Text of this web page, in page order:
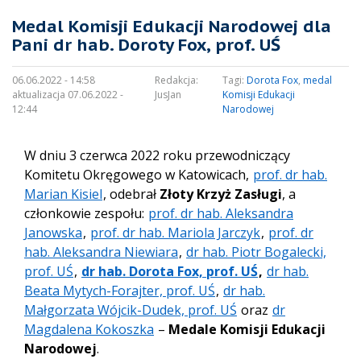
Medal Komisji Edukacji Narodowej dla
Pani dr hab. Doroty Fox, prof. UŚ
06.06.2022 - 14:58
aktualizacja 07.06.2022 -
12:44
Redakcja:
JusJan
Tagi: Dorota Fox,medal
Komisji Edukacji
Narodowej
W dniu 3 czerwca 2022 roku przewodniczący
Komitetu Okręgowego w Katowicach, prof. dr hab.
Marian Kisiel, odebrał Złoty Krzyż Zasługi, a
członkowie zespołu: prof. dr hab. Aleksandra
Janowska, prof. dr hab. Mariola Jarczyk, prof. dr
hab. Aleksandra Niewiara, dr hab. Piotr Bogalecki,
prof. UŚ, dr hab. Dorota Fox, prof. UŚ, dr hab.
Beata Mytych-Forajter, prof. UŚ, dr hab.
Małgorzata Wójcik-Dudek, prof. UŚ oraz dr
Magdalena Kokoszka – Medale Komisji Edukacji
Narodowej.